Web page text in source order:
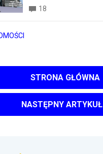
18
STRONA GŁÓWNA
NASTĘPNY ARTYKUŁ